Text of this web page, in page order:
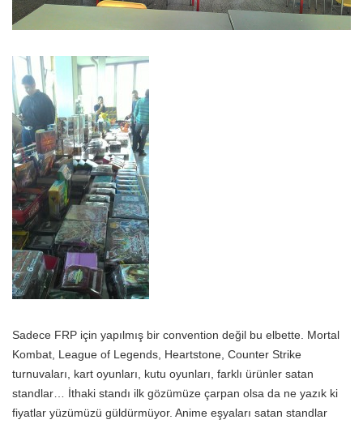
Sadece FRP için yapılmış bir convention değil bu elbette. Mortal
Kombat, League of Legends, Heartstone, Counter Strike
turnuvaları, kart oyunları, kutu oyunları, farklı ürünler satan
standlar… İthaki standı ilk gözümüze çarpan olsa da ne yazık ki
fiyatlar yüzümüzü güldürmüyor. Anime eşyaları satan standlar